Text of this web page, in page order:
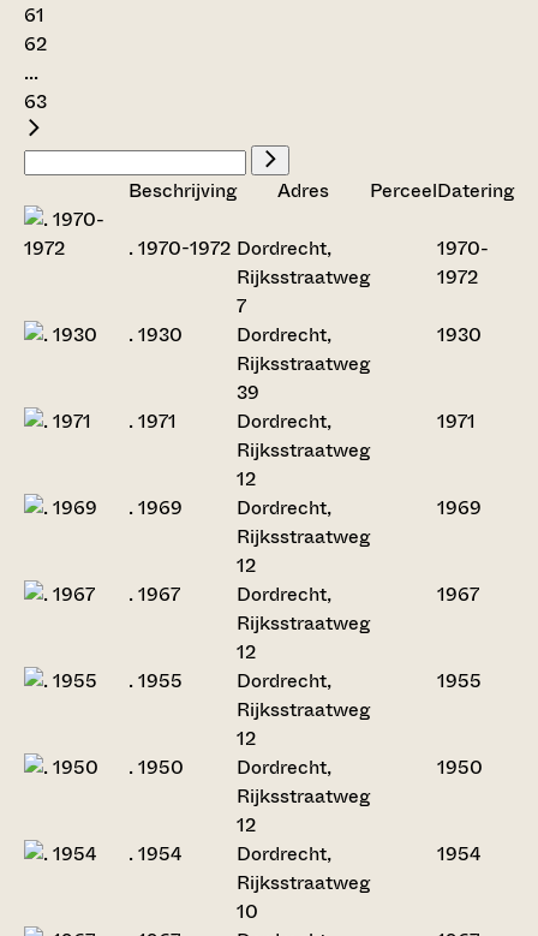
61
62
...
63
Beschrijving Adres PerceelDatering
. 1970-1972 Dordrecht,
Rijksstraatweg
7
1970-
1972
. 1930
Dordrecht,
Rijksstraatweg
39
1930
. 1971
Dordrecht,
Rijksstraatweg
12
1971
. 1969
Dordrecht,
Rijksstraatweg
12
1969
. 1967
Dordrecht,
Rijksstraatweg
12
1967
. 1955
Dordrecht,
Rijksstraatweg
12
1955
. 1950
Dordrecht,
Rijksstraatweg
12
1950
. 1954
Dordrecht,
Rijksstraatweg
10
1954